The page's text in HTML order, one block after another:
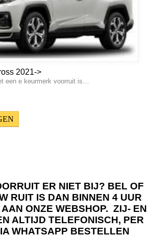
2021->
een e keurmerk voorruit is…
ER NIET BIJ? BEL OF
RUIT IS DAN BINNEN 4 UUR
ONZE WEBSHOP. ZIJ- EN
ALTIJD TELEFONISCH, PER
WHATSAPP BESTELLEN